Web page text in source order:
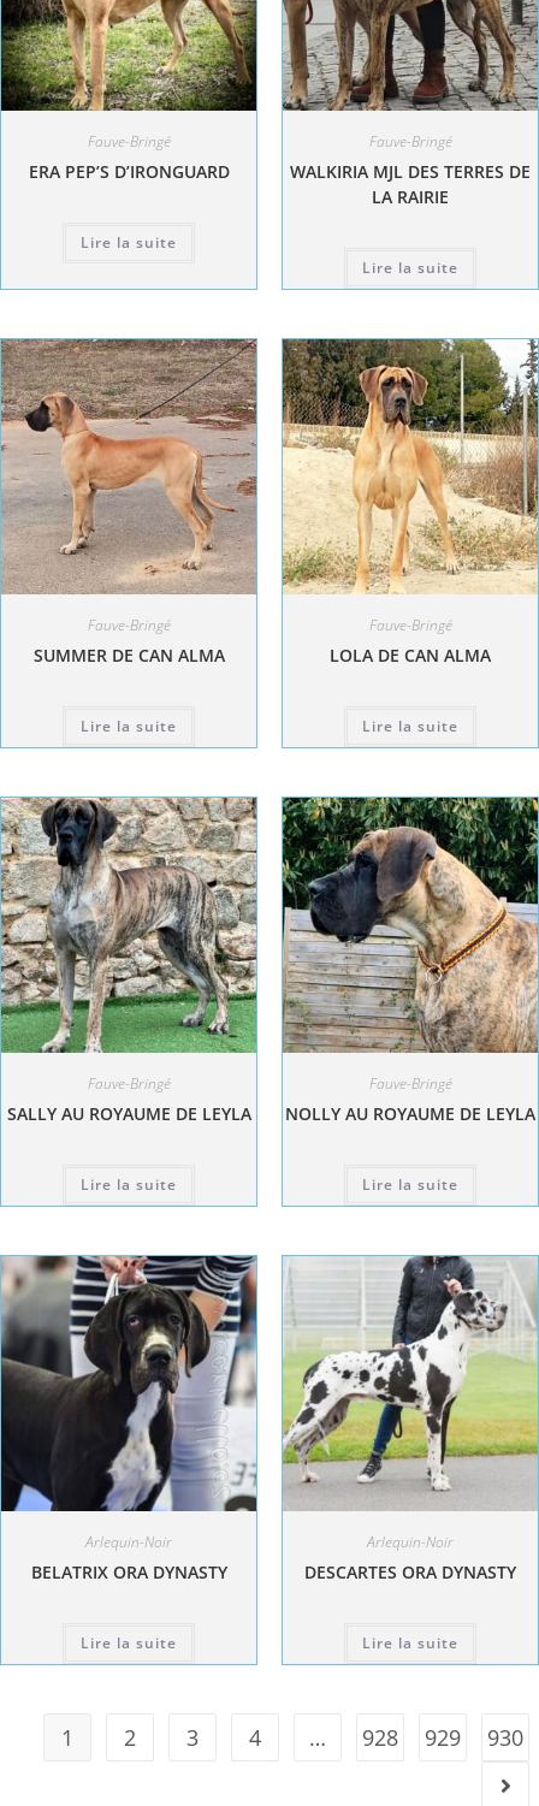
Fauve-Bringé
ERA PEP’S D’IRONGUARD
Lire la suite
Fauve-Bringé
WALKIRIA MJL DES TERRES DE
LA RAIRIE
Lire la suite
Fauve-Bringé
SUMMER DE CAN ALMA
Lire la suite
Fauve-Bringé
LOLA DE CAN ALMA
Lire la suite
Fauve-Bringé
SALLY AU ROYAUME DE LEYLA
Lire la suite
Fauve-Bringé
NOLLY AU ROYAUME DE LEYLA
Lire la suite
Arlequin-Noir
BELATRIX ORA DYNASTY
Lire la suite
Arlequin-Noir
DESCARTES ORA DYNASTY
Lire la suite
1 2 3 4 … 928 929 930